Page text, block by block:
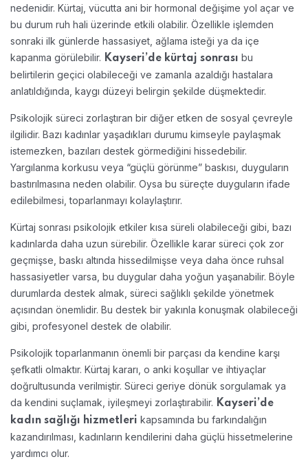
nedenidir. Kürtaj, vücutta ani bir hormonal değişime yol açar ve
bu durum ruh hali üzerinde etkili olabilir. Özellikle işlemden
sonraki ilk günlerde hassasiyet, ağlama isteği ya da içe
kapanma görülebilir. Kayseri’de kürtaj sonrası bu
belirtilerin geçici olabileceği ve zamanla azaldığı hastalara
anlatıldığında, kaygı düzeyi belirgin şekilde düşmektedir.
Psikolojik süreci zorlaştıran bir diğer etken de sosyal çevreyle
ilgilidir. Bazı kadınlar yaşadıkları durumu kimseyle paylaşmak
istemezken, bazıları destek görmediğini hissedebilir.
Yargılanma korkusu veya “güçlü görünme” baskısı, duyguların
bastırılmasına neden olabilir. Oysa bu süreçte duyguların ifade
edilebilmesi, toparlanmayı kolaylaştırır.
Kürtaj sonrası psikolojik etkiler kısa süreli olabileceği gibi, bazı
kadınlarda daha uzun sürebilir. Özellikle karar süreci çok zor
geçmişse, baskı altında hissedilmişse veya daha önce ruhsal
hassasiyetler varsa, bu duygular daha yoğun yaşanabilir. Böyle
durumlarda destek almak, süreci sağlıklı şekilde yönetmek
açısından önemlidir. Bu destek bir yakınla konuşmak olabileceği
gibi, profesyonel destek de olabilir.
Psikolojik toparlanmanın önemli bir parçası da kendine karşı
şefkatli olmaktır. Kürtaj kararı, o anki koşullar ve ihtiyaçlar
doğrultusunda verilmiştir. Süreci geriye dönük sorgulamak ya
da kendini suçlamak, iyileşmeyi zorlaştırabilir. Kayseri’de
kadın sağlığı hizmetleri kapsamında bu farkındalığın
kazandırılması, kadınların kendilerini daha güçlü hissetmelerine
yardımcı olur.